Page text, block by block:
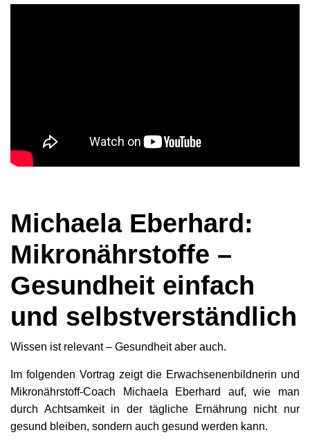
Michaela Eberhard:
Mikronährstoffe –
Gesundheit einfach
und selbstverständlich
Wissen ist relevant – Gesundheit aber auch.
Im folgenden Vortrag zeigt die Erwachsenenbildnerin und
Mikronährstoff-Coach Michaela Eberhard auf, wie man
durch Achtsamkeit in der tägliche Ernährung nicht nur
gesund bleiben, sondern auch gesund werden kann.